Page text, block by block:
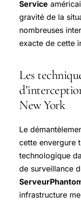
Service
gravité de la
nombreuses
exacte de cette
Les
New York
Le
cette envergure
technologique
de surveillance
infrastructure